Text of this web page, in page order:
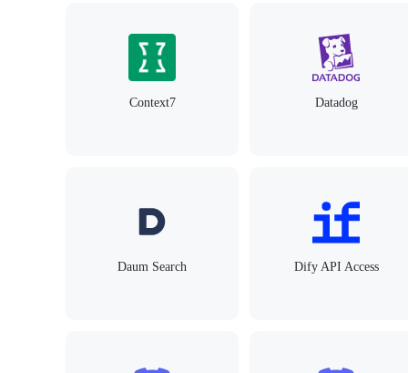
Context7 Datadog
Daum Search Dify API Access